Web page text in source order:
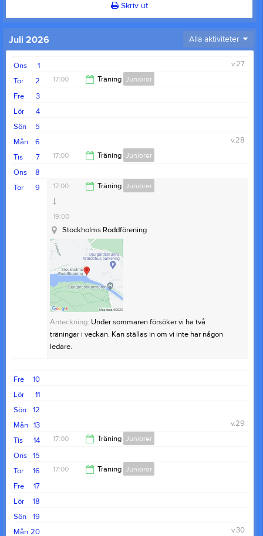
Skriv ut
Juli 2026 Alla aktiviteter
1
Ons
v.27
2
Tor 17:00 Träning Juniorer
3
Fre
4
Lör
5
Sön
6
Mån
v.28
7
Tis 17:00 Träning Juniorer
19:00
8
Ons
9
Tor 17:00 Träning Juniorer
19:00
Stockholms Roddförening
Anteckning: Under sommaren försöker vi ha två
träningar i veckan. Kan ställas in om vi inte har någon
ledare.
10
Fre
11
Lör
12
Sön
13
Mån
v.29
14
Tis 17:00 Träning Juniorer
19:00
15
Ons
16
Tor 17:00 Träning Juniorer
17
Fre
18
Lör
19
Sön
20
Mån v.30